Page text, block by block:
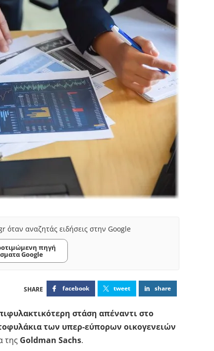
όταν αναζητάς ειδήσεις στην Google
πηγή
Google
facebook tweet share
στάση απέναντι στο
των υπερ-εύπορων οικογενειών
της Goldman Sachs.